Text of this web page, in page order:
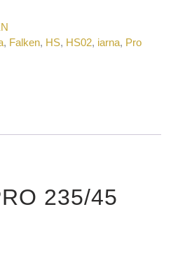
, Falken, HS, HS02, iarna, Pro
235/45